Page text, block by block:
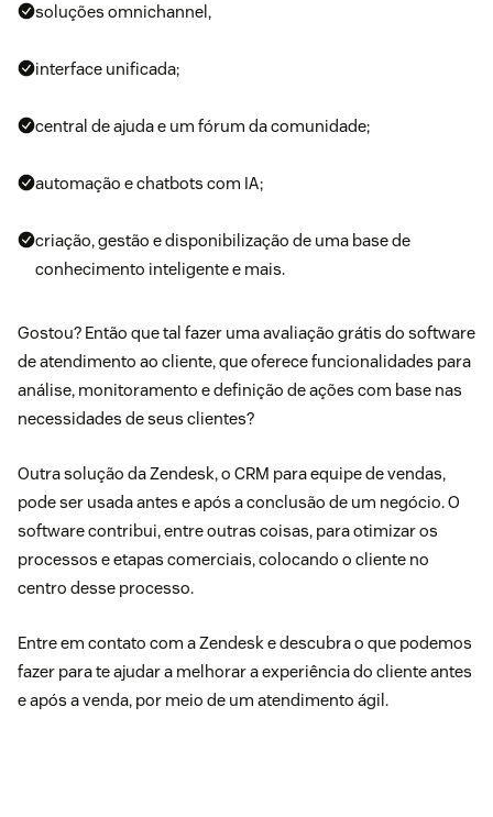
soluções omnichannel,
interface unificada;
central de ajuda e um fórum da comunidade;
automação e chatbots com IA;
criação, gestão e disponibilização de uma base de
conhecimento inteligente e mais.
Gostou? Então que tal fazer uma avaliação grátis do software
de atendimento ao cliente, que oferece funcionalidades para
análise, monitoramento e definição de ações com base nas
necessidades de seus clientes?
Outra solução da Zendesk,o CRM para equipe de vendas,
podeser usada antes e após a conclusão de um negócio. O
software contribui, entre outras coisas, para otimizar os
processos e etapas comerciais, colocando o cliente no
centro desse processo.
Entre em contato com aZendeske descubra o que podemos
fazer para te ajudar a melhorar a experiência do cliente antes
e após a venda, por meio de um atendimento ágil.